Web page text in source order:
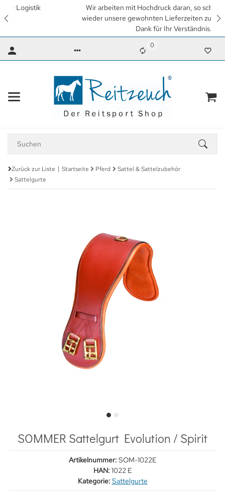
Wir arbeiten mit Hochdruck daran, so schnell wie möglich
wieder unsere gewohnten Lieferzeiten zu erreichen. Vielen
Dank für Ihr Verständnis.
0
Zurück zur Liste Startseite Pferd
Sattel & Sattelzubehör
Sattelgurte
SOMMER Sattelgurt Evolution / Spirit
Artikelnummer: SOM-1022E
HAN: 1022 E
Kategorie: Sattelgurte